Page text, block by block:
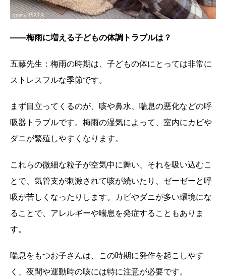
――梅雨に増える子どもの体調トラブルは？
五藤先生：梅雨の時期は、子どもの体にとっては非常に
ストレスフルな季節です。
まず目立ってくるのが、咳や鼻水、喘息の悪化などの呼
吸器トラブルです。梅雨の湿気によって、室内にカビや
ダニが繁殖しやすくなります。
これらの微細な粒子が空気中に舞い、それを吸い込むこ
とで、気管支が刺激されて咳が続いたり、ゼーゼーと呼
吸が苦しくなったりします。カビやダニが多い環境にな
ることで、アレルギーや喘息を発症することもありま
す。
喘息をもつお子さんは、この時期に発作を起こしやす
く、夜間や運動時の咳には特に注意が必要です。